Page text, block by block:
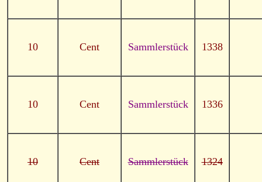
10 Cent Sammlerstück 1338
10 Cent Sammlerstück 1336
10 Cent Sammlerstück 1324